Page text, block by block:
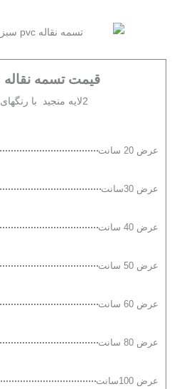
قیمت تسمه نقاله pvc (2میل)
2لایه منجید با رنگهای سفید و سبز
عرض 20 سانت
عرض 30سانت
عرض 40 سانت
عرض 50 سانت
عرض 60 سانت
عرض 80 سانت
عرض 100سانت